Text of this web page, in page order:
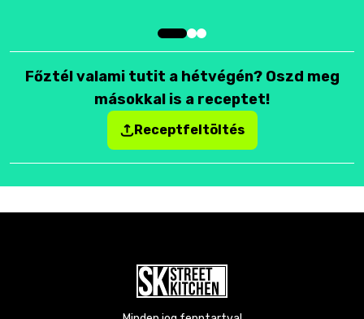
Főztél valami tutit a hétvégén? Oszd meg
másokkal is a receptet!
Receptfeltöltés